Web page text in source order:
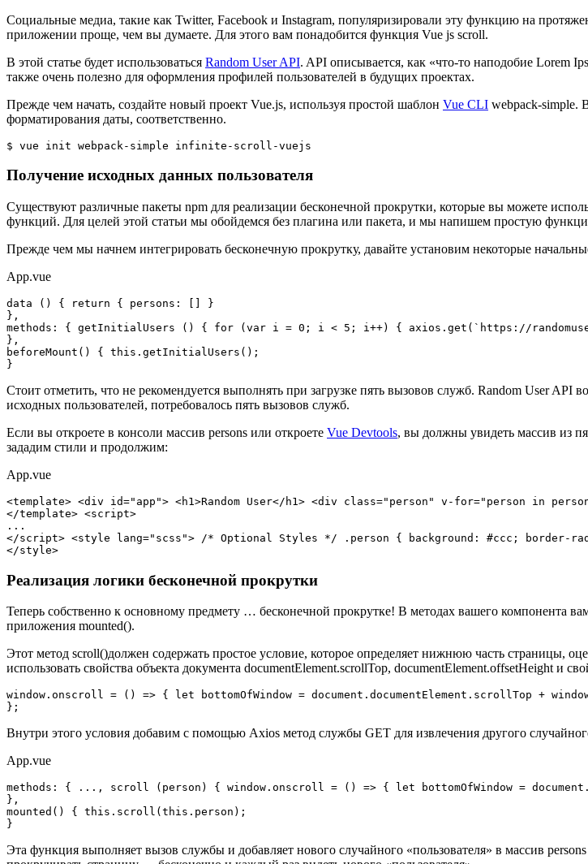
Социальные медиа, такие как Twitter, Facebook и Instagram, популяризировали эту функцию на
приложении проще, чем вы думаете. Для этого вам понадобится функция Vue js scroll.
В этой статье будет использоваться Random User API. API описывается, как «что-то наподобие Lorem
также очень полезно для оформления профилей пользователей в будущих проектах.
Прежде чем начать, создайте новый проект Vue.js, используя простой шаблон Vue CLI webpack-simple.
форматирования даты, соответственно.
$ vue init webpack-simple infinite-scroll-vuejs
Получение исходных данных пользователя
Существуют различные пакеты npm для реализации бесконечной прокрутки, которые вы можете
функций. Для целей этой статьи мы обойдемся без плагина или пакета, и мы напишем простую
Прежде чем мы начнем интегрировать бесконечную прокрутку, давайте установим некоторые
App.vue
data () { return { persons: [] }
},
methods: { getInitialUsers () { for (var i = 0; i < 5; i++) { axios.get(`https://
},
beforeMount() { this.getInitialUsers();
Стоит отметить, что не рекомендуется выполнять при загрузке пять вызовов служб. Random User API
исходных пользователей, потребовалось пять вызовов служб.
Если вы откроете в консоли массив persons или откроете Vue Devtools, вы должны увидеть массив из
зададим стили и продолжим:
App.vue
<template> <div id="app"> <h1>Random User</h1> <div class="person" v-
</template> <script>
...
</script> <style lang="scss"> /* Optional Styles */ .person { background: #ccc;
Реализация логики бесконечной прокрутки
Теперь собственно к основному предмету … бесконечной прокрутке! В методах вашего компонента
приложения mounted().
Этот метод scroll()должен содержать простое условие, которое определяет нижнюю часть страницы,
использовать свойства объекта документа documentElement.scrollTop, documentElement.offsetHeight и
window.onscroll = () => { let bottomOfWindow = document.documentElement.scrollTop +
Внутри этого условия добавим с помощью Axios метод службы GET для извлечения другого
App.vue
methods: { ..., scroll (person) { window.onscroll = () => { let bottomOfWindow =
},
mounted() { this.scroll(this.person);
Эта функция выполняет вызов службы и добавляет нового случайного «пользователя» в массив